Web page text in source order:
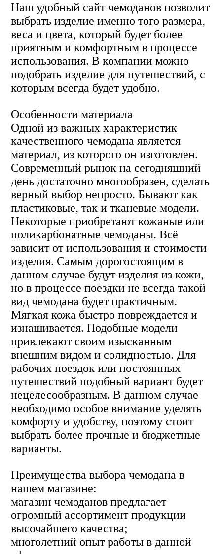
Наш удобный сайт чемоданов позволит
выбрать изделие именно того размера,
веса и цвета, который будет более
приятным и комфортным в процессе
использования. В компании можно
подобрать изделие для путешествий, с
которым всегда будет удобно.
Особенности материала
Одной из важных характеристик
качественного чемодана является
материал, из которого он изготовлен.
Современный рынок на сегодняшний
день достаточно многообразен, сделать
верный выбор непросто. Бывают как
пластиковые, так и тканевые модели.
Некоторые приобретают кожаные или
поликарбонатные чемоданы. Всё
зависит от использования и стоимости
изделия. Самым дорогостоящим в
данном случае будут изделия из кожи,
но в процессе поездки не всегда такой
вид чемодана будет практичным.
Мягкая кожа быстро повреждается и
изнашивается. Подобные модели
привлекают своим изысканным
внешним видом и солидностью. Для
рабочих поездок или постоянных
путешествий подобный вариант будет
нецелесообразным. В данном случае
необходимо особое внимание уделять
комфорту и удобству, поэтому стоит
выбрать более прочные и бюджетные
варианты.
Преимущества выбора чемодана в
нашем магазине:
магазин чемоданов предлагает
огромный ассортимент продукции
высочайшего качества;
многолетний опыт работы в данной